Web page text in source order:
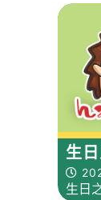
生
生日